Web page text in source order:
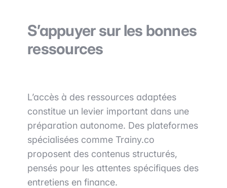
S’appuyer sur les bonnes
ressources
L’accès à des ressources adaptées
constitue un levier important dans une
préparation autonome. Des plateformes
spécialisées comme Trainy.co
proposent des contenus structurés,
pensés pour les attentes spécifiques des
entretiens en finance.